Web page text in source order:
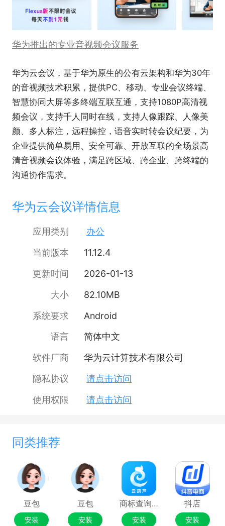
华为推出的专业音视频会议服务
华为云会议，基于华为原生的公有云架构和华为30年
的音视频技术积累，提供PC、移动、专业会议终端、
智慧协同大屏等多终端互联互通，支持1080P高清视
频会议，支持千人同时在线，支持人像跟踪、人像美
颜、多人标注，远程操控，语音实时转会议纪要，为
企业提供简单易用、安全可靠、开放互联的全场景高
清音视频会议体验，满足跨区域、跨企业、跨终端的
沟通协作需求。
华为云会议详情信息
应用类别
办公
当前版本
11.12.4
更新时间
2026-01-13
大小
82.10MB
系统要求
Android
语言
简体中文
软件厂商
华为云计算技术有限公司
隐私协议
请点击访问
使用权限
请点击访问
同类推荐
豆包
安装
豆包
安装
商标查询注册
安装
抖店
安装